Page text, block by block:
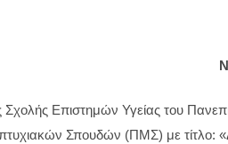
Σχολής Επιστημών Υγείας του
Σπουδών (ΠΜΣ) με τίτλο: «